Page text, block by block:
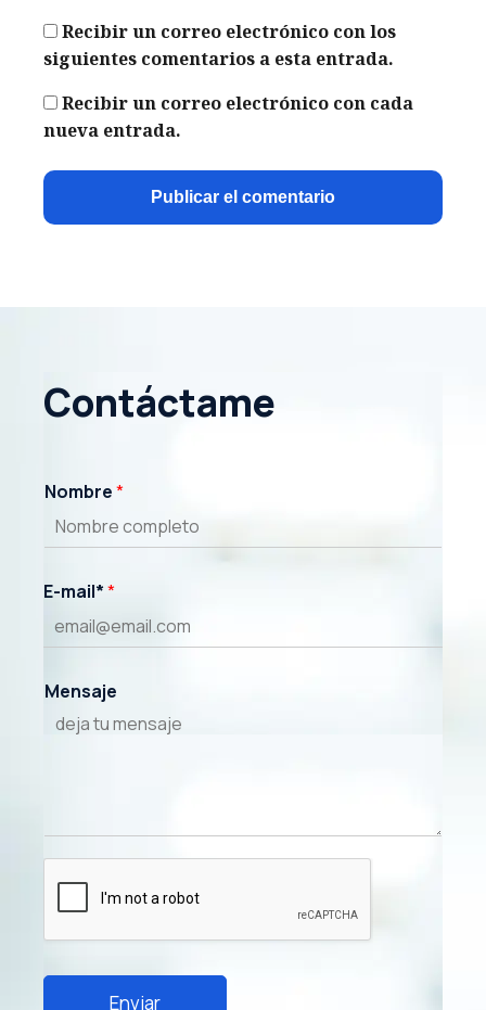
Recibir un correo electrónico con los
siguientes comentarios a esta entrada.
Recibir un correo electrónico con cada
nueva entrada.
Contáctame
Nombre*
E-mail**
Mensaje
Enviar